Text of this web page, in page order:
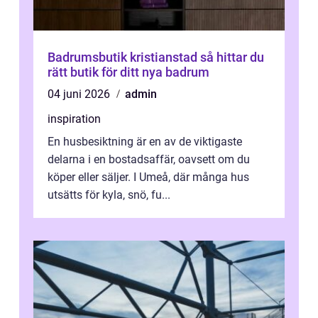
Badrumsbutik kristianstad så hittar du
rätt butik för ditt nya badrum
04 juni 2026
admin
inspiration
En husbesiktning är en av de viktigaste
delarna i en bostadsaffär, oavsett om du
köper eller säljer. I Umeå, där många hus
utsätts för kyla, snö, fu...